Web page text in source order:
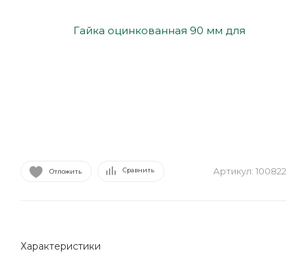
Отложить Сравнить Артикул: 100822
Характеристики